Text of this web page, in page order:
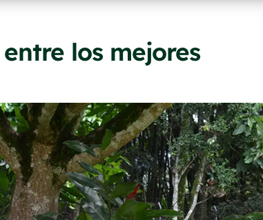
los mejores